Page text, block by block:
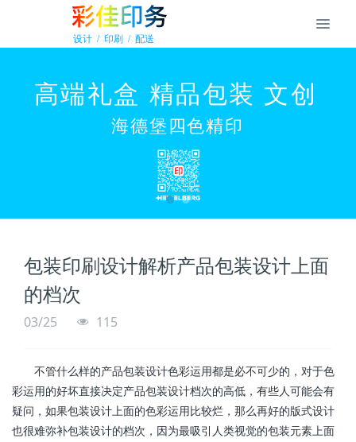
包装印刷设计解析产品包装设计上面
的档次
03/25 115
不管什么样的产品包装设计色彩运用都是必不可少的，对于色
彩运用的好坏直接决定产品包装设计档次的高低，有些人可能会有
疑问，如果包装设计上面的色彩运用比较烂，那么再好的版式设计
也很难弥补包装设计的档次，因为最吸引人类视觉的包装元素上面